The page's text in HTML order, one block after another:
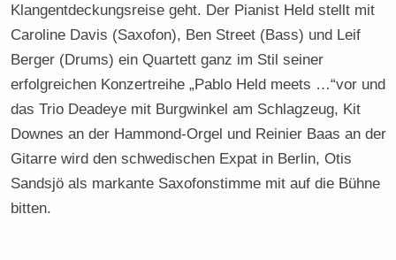
Klangentdeckungsreise geht. Der Pianist Held stellt mit
Caroline Davis (Saxofon), Ben Street (Bass) und Leif
Berger (Drums) ein Quartett ganz im Stil seiner
erfolgreichen Konzertreihe „Pablo Held meets …“vor und
das Trio Deadeye mit Burgwinkel am Schlagzeug, Kit
Downes an der Hammond-Orgel und Reinier Baas an der
Gitarre wird den schwedischen Expat in Berlin, Otis
Sandsjö als markante Saxofonstimme mit auf die Bühne
bitten.